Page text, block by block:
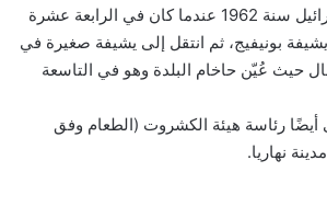
هاجرت عائلته إلى إسرائيل سنة 1962 عندما كان في الرابعة عشرة
بونيفيج، ثم انتقل إلى يشيفة صغيرة في
حيث عُيّن حاخام البلدة وهو في التاسعة
رئاسة هيئة الكشروت (الطعام وفق
نهاريا.